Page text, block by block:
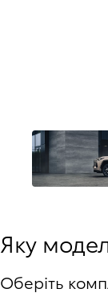
Створений
Яку
Оберіть